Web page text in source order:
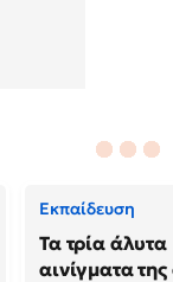
Εκπαίδευση
Τα τρία
αινίγματα